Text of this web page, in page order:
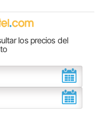
los precios del